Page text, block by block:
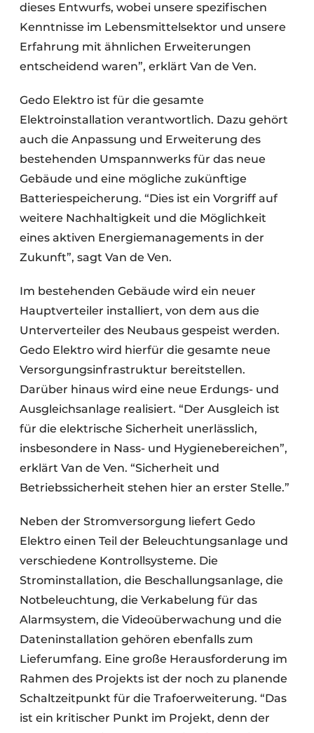
dieses Entwurfs, wobei unsere spezifischen
Kenntnisse im Lebensmittelsektor und unsere
Erfahrung mit ähnlichen Erweiterungen
entscheidend waren”, erklärt Van de Ven.
Gedo Elektro ist für die gesamte
Elektroinstallation verantwortlich. Dazu gehört
auch die Anpassung und Erweiterung des
bestehenden Umspannwerks für das neue
Gebäude und eine mögliche zukünftige
Batteriespeicherung. “Dies ist ein Vorgriff auf
weitere Nachhaltigkeit und die Möglichkeit
eines aktiven Energiemanagements in der
Zukunft”, sagt Van de Ven.
Im bestehenden Gebäude wird ein neuer
Hauptverteiler installiert, von dem aus die
Unterverteiler des Neubaus gespeist werden.
Gedo Elektro wird hierfür die gesamte neue
Versorgungsinfrastruktur bereitstellen.
Darüber hinaus wird eine neue Erdungs- und
Ausgleichsanlage realisiert. “Der Ausgleich ist
für die elektrische Sicherheit unerlässlich,
insbesondere in Nass- und Hygienebereichen”,
erklärt Van de Ven. “Sicherheit und
Betriebssicherheit stehen hier an erster Stelle.”
Neben der Stromversorgung liefert Gedo
Elektro einen Teil der Beleuchtungsanlage und
verschiedene Kontrollsysteme. Die
Strominstallation, die Beschallungsanlage, die
Notbeleuchtung, die Verkabelung für das
Alarmsystem, die Videoüberwachung und die
Dateninstallation gehören ebenfalls zum
Lieferumfang. Eine große Herausforderung im
Rahmen des Projekts ist der noch zu planende
Schaltzeitpunkt für die Trafoerweiterung. “Das
ist ein kritischer Punkt im Projekt, denn der